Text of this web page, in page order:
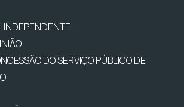
INDEPENDENTE
DO SERVIÇO PÚBLICO DE